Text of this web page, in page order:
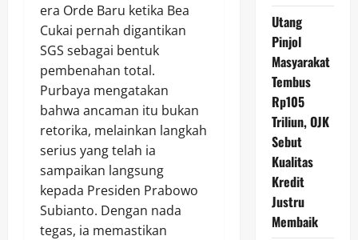
era Orde Baru ketika Bea
Cukai pernah digantikan
SGS sebagai bentuk
pembenahan total.
Purbaya mengatakan
bahwa ancaman itu bukan
retorika, melainkan langkah
serius yang telah ia
sampaikan langsung
kepada Presiden Prabowo
Subianto. Dengan nada
tegas, ia memastikan
Utang
Pinjol
Masyarakat
Tembus
Rp105
Triliun, OJK
Sebut
Kualitas
Kredit
Justru
Membaik